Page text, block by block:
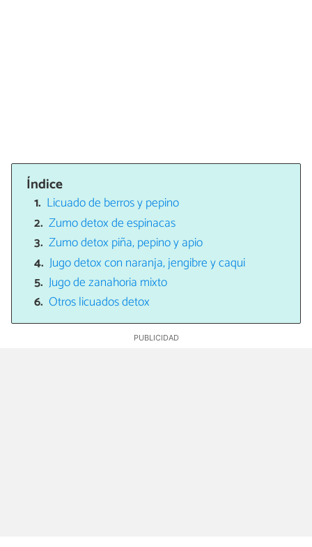
Índice
Licuado de berros y pepino
Zumo detox de espinacas
Zumo detox piña, pepino y apio
Jugo detox con naranja, jengibre y caqui
Jugo de zanahoria mixto
Otros licuados detox